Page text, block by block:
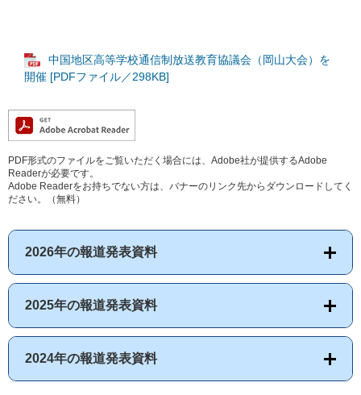
中国地区高等学校通信制放送教育協議会（岡山大会）を
開催 [PDFファイル／298KB]
PDF形式のファイルをご覧いただく場合には、Adobe社が提供するAdobe
Readerが必要です。
Adobe Readerをお持ちでない方は、バナーのリンク先からダウンロードしてく
ださい。（無料）
2026年の報道発表資料
2025年の報道発表資料
2024年の報道発表資料